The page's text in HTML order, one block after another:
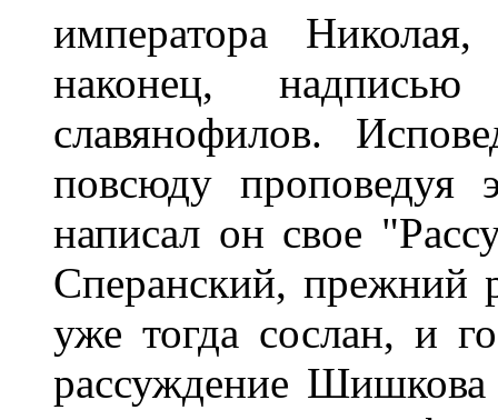
императора
наконец,
славянофилов.
повсюду проповедуя
написал он свое
Сперанский, прежний
уже тогда сослан, и
рассуждение